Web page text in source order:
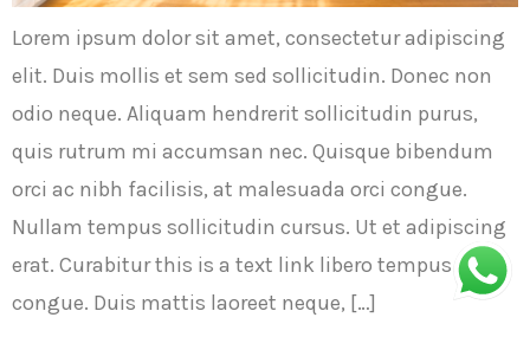
Lorem ipsum dolor sit amet, consectetur adipiscing
elit. Duis mollis et sem sed sollicitudin. Donec non
odio neque. Aliquam hendrerit sollicitudin purus,
quis rutrum mi accumsan nec. Quisque bibendum
orci ac nibh facilisis, at malesuada orci congue.
Nullam tempus sollicitudin cursus. Ut et adipiscing
erat. Curabitur this is a text link libero tempus
congue. Duis mattis laoreet neque, […]